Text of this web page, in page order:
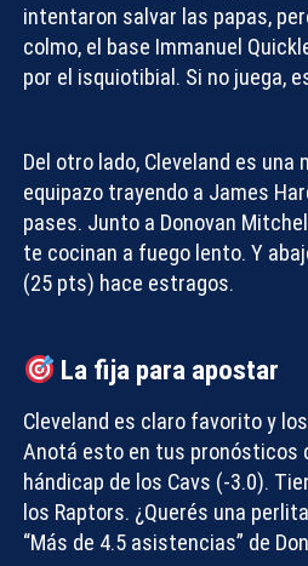
intentaron salvar las papas,
colmo, el base Immanuel
por el isquiotibial. Si no juega,
Del otro lado, Cleveland es una
equipazo trayendo a James
pases. Junto a Donovan
te cocinan a fuego lento. Y
(25 pts) hace estragos.
La fija para apostar
Cleveland es claro favorito y
Anotá esto en tus pronósticos
hándicap de los Cavs (-3.0).
los Raptors. ¿Querés una
“Más de 4.5 asistencias” de